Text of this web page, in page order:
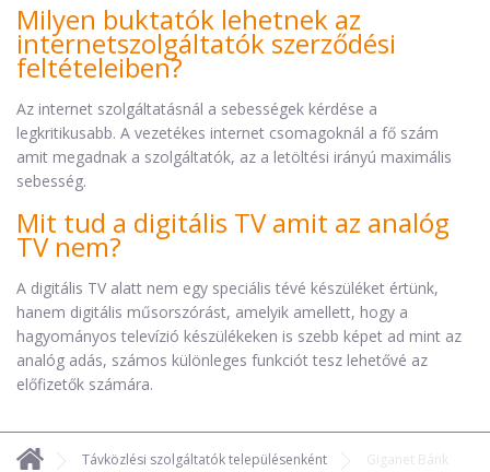
Milyen buktatók lehetnek az
internetszolgáltatók szerződési
feltételeiben?
Az internet szolgáltatásnál a sebességek kérdése a
legkritikusabb. A vezetékes internet csomagoknál a fő szám
amit megadnak a szolgáltatók, az a letöltési irányú maximális
sebesség.
Mit tud a digitális TV amit az analóg
TV nem?
A digitális TV alatt nem egy speciális tévé készüléket értünk,
hanem digitális műsorszórást, amelyik amellett, hogy a
hagyományos televízió készülékeken is szebb képet ad mint az
analóg adás, számos különleges funkciót tesz lehetővé az
előfizetők számára.
Távközlési szolgáltatók településenként Giganet Bánk